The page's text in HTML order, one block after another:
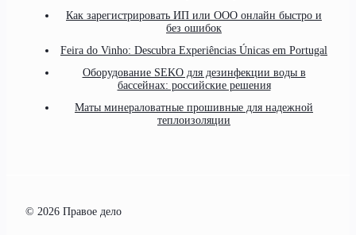
Как зарегистрировать ИП или ООО онлайн быстро и
без ошибок
Feira do Vinho: Descubra Experiências Únicas em Portugal
Оборудование SEKO для дезинфекции воды в
бассейнах: российские решения
Маты минераловатные прошивные для надежной
теплоизоляции
© 2026 Правое дело